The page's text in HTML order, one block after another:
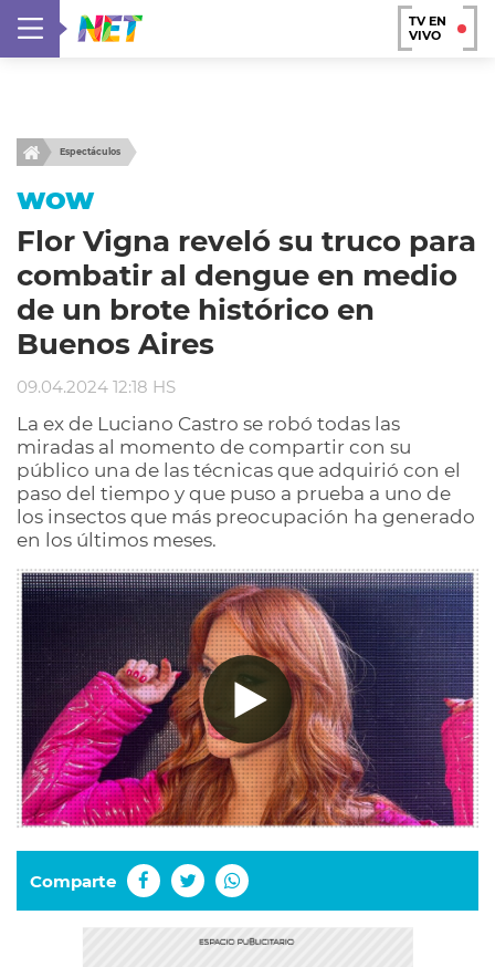
TV EN
VIVO
Espectáculos
WOW
Flor Vigna reveló su truco para
combatir al dengue en medio
de un brote histórico en
Buenos Aires
09.04.2024 12:18 HS
La ex de Luciano Castro se robó todas las
miradas al momento de compartir con su
público una de las técnicas que adquirió con el
paso del tiempo y que puso a prueba a uno de
los insectos que más preocupación ha generado
en los últimos meses.
Comparte